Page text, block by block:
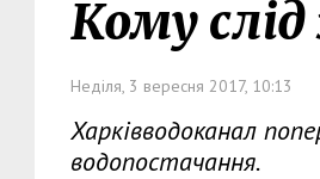
Кому
Неділя, 3 вересня 2017, 10:13
Харківводоканал
водопостачання.